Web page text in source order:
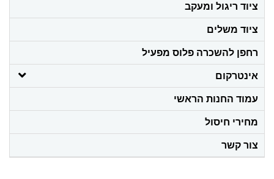
ציוד ריגול ומעקב
ציוד משלים
רחפן להשכרה פלוס מפעיל
אינטרקום
עמוד החנות הראשי
מחירי חיסול
צור קשר